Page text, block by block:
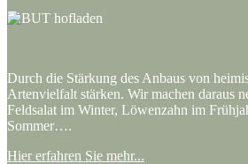
Durch die Stärkung des Anbaus von
Artenvielfalt stärken. Wir machen daraus
Feldsalat im Winter, Löwenzahn im
Sommer….
Hier erfahren Sie mehr...